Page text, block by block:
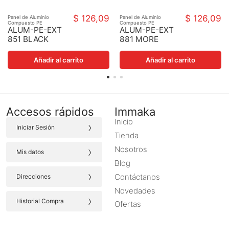
Panel de Aluminio
Compuesto PE
ALUM-PE-EXT
851 BLACK
150X550X4MM
$ 126,09
Añadir al carrito
Panel de Aluminio
Compuesto PE
ALUM-PE-EXT
881 MORE
WHITE GLOSS
150X550X4MM
$ 126,09
Añadir al carrito
Accesos rápidos
Iniciar Sesión ›
Mis datos ›
Direcciones ›
Historial Compra ›
Immaka
Inicio
Tienda
Nosotros
Blog
Contáctanos
Novedades
Ofertas